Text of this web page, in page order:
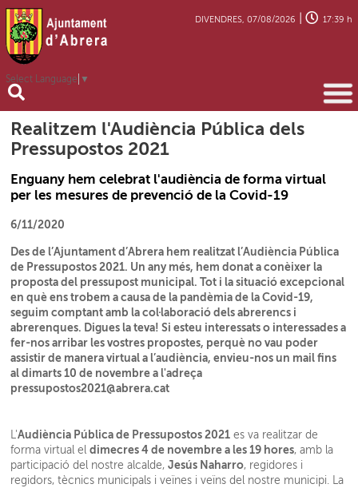
Select Language ▼
DIVENDRES, 07/08/2026 17:39 h
Realitzem l'Audiència Pública dels
Pressupostos 2021
Enguany hem celebrat l'audiència de forma virtual
per les mesures de prevenció de la Covid-19
6/11/2020
Des de l’Ajuntament d’Abrera hem realitzat l’Audiència Pública
de Pressupostos 2021. Un any més, hem donat a conèixer la
proposta del pressupost municipal. Tot i la situació excepcional
en què ens trobem a causa de la pandèmia de la Covid-19,
seguim comptant amb la col·laboració dels abrerencs i
abrerenques. Digues la teva! Si esteu interessats o interessades a
fer-nos arribar les vostres propostes, perquè no vau poder
assistir de manera virtual a l’audiència, envieu-nos un mail fins
al dimarts 10 de novembre a l'adreça
pressupostos2021@abrera.cat
L'Audiència Pública de Pressupostos 2021 es va realitzar de
forma virtual eldimecres 4 de novembre a les 19 hores, amb la
participació del nostre alcalde,Jesús Naharro, regidores i
regidors, tècnics municipals i veïnes i veïns del nostre municipi. La